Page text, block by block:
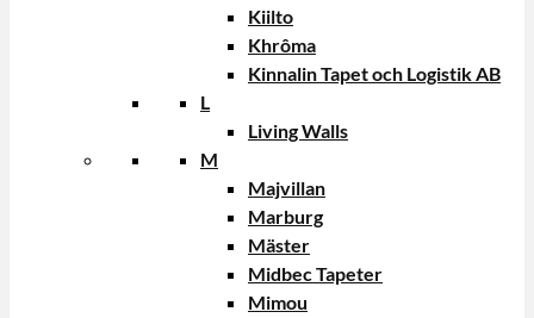
Kiilto
Khrôma
Kinnalin Tapet och Logistik AB
L
Living Walls
M
Majvillan
Marburg
Mäster
Midbec Tapeter
Mimou